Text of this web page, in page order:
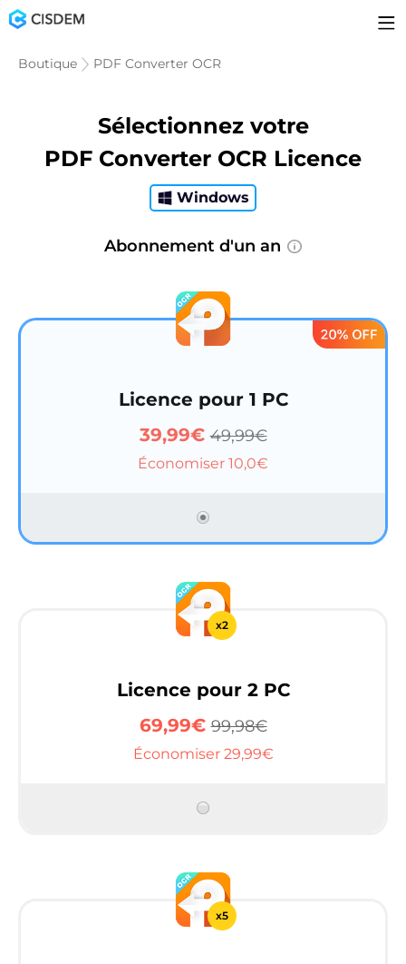
Boutique PDF Converter OCR
Sélectionnez votre
PDF Converter OCR Licence
Windows
Abonnement d'un an
Licence pour 1 PC
39,99€49,99€
Économiser 10,0€
x2
Licence pour 2 PC
69,99€99,98€
Économiser 29,99€
x5